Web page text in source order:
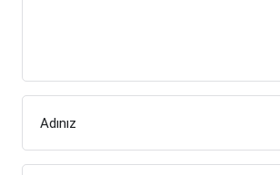
Adınız